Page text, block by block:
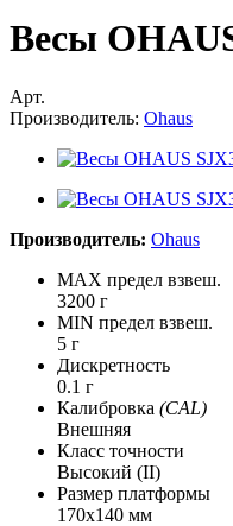
Весы
Арт.
Производитель: Ohaus
Производитель: Ohaus
MAX предел взвеш.
3200 г
MIN предел взвеш.
5 г
Дискретность
0.1 г
Калибровка (CAL)
Внешняя
Класс точности
Высокий (II)
Размер платформы
170х140 мм